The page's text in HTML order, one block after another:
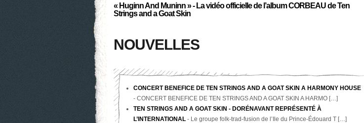
« Huginn And Muninn » - La vidéo officielle de l’album CORBEAU de Ten
Strings and a Goat Skin
NOUVELLES
CONCERT BENEFICE DE TEN STRINGS AND A GOAT SKIN A HARMONY HOUSE
- CONCERT BENEFICE DE TEN STRINGS AND A GOAT SKIN A HARMO […]
TEN STRINGS AND A GOAT SKIN - DORÉNAVANT REPRÉSENTÉ À
L’INTERNATIONAL - Le groupe folk-trad-fusion de l’Ile du Prince-Édouard T […]